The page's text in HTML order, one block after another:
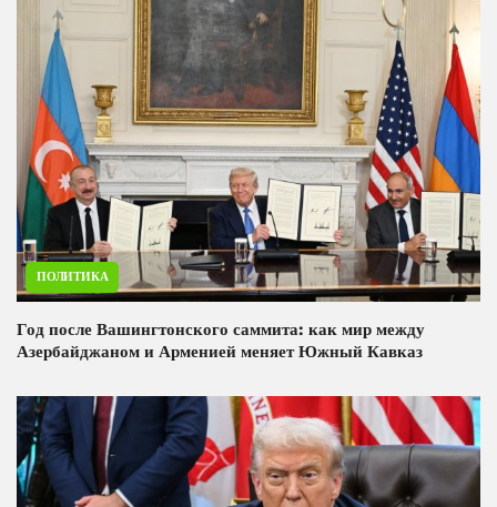
ПОЛИТИКА
Год после Вашингтонского саммита: как мир между
Азербайджаном и Арменией меняет Южный Кавказ